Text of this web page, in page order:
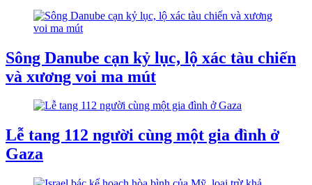
Sông Danube cạn kỷ lục, lộ xác tàu chiến
và xương voi ma mút
Lễ tang 112 người cùng một gia đình ở
Gaza